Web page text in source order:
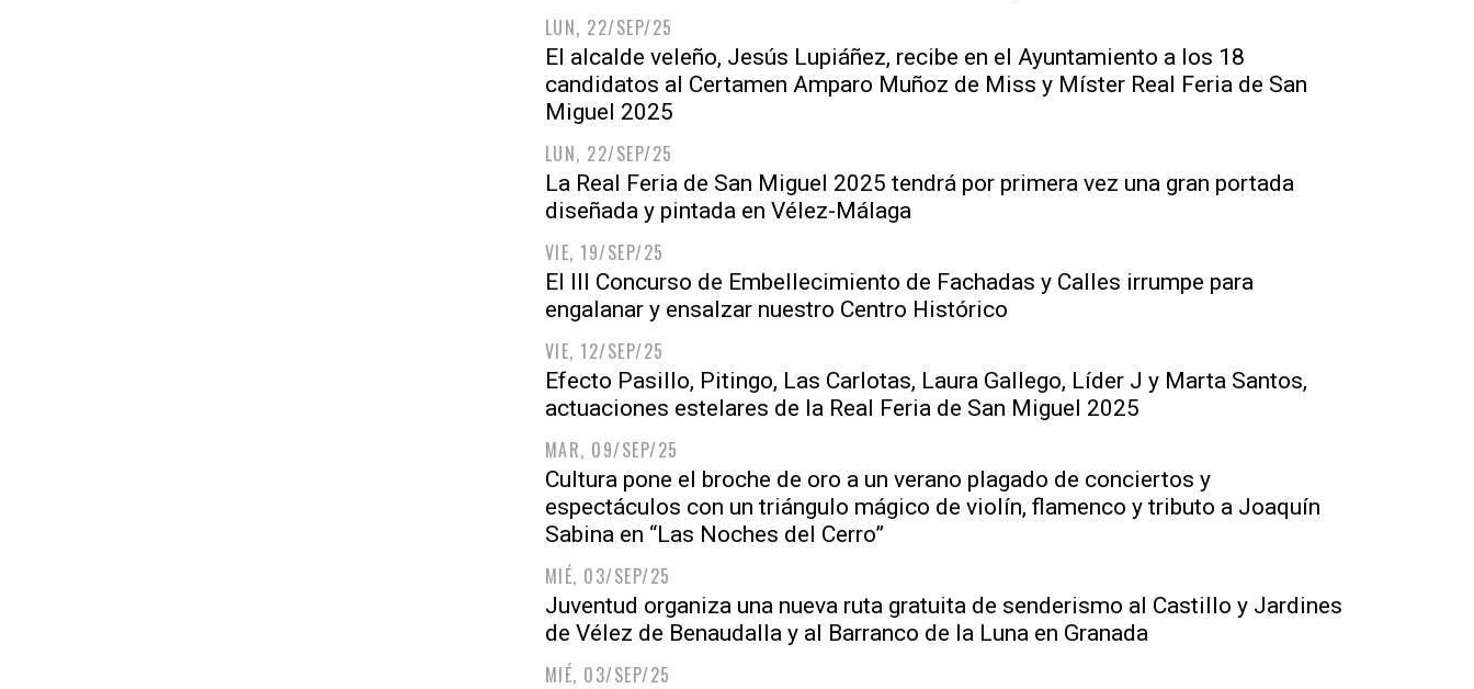
LUN, 22/SEP/25
El alcalde veleño, Jesús Lupiáñez, recibe en el Ayuntamiento a los 18
candidatos al Certamen Amparo Muñoz de Miss y Míster Real Feria de San
Miguel 2025
LUN, 22/SEP/25
La Real Feria de San Miguel 2025 tendrá por primera vez una gran portada
diseñada y pintada en Vélez-Málaga
VIE, 19/SEP/25
El III Concurso de Embellecimiento de Fachadas y Calles irrumpe para
engalanar y ensalzar nuestro Centro Histórico
VIE, 12/SEP/25
Efecto Pasillo, Pitingo, Las Carlotas, Laura Gallego, Líder J y Marta Santos,
actuaciones estelares de la Real Feria de San Miguel 2025
MAR, 09/SEP/25
Cultura pone el broche de oro a un verano plagado de conciertos y
espectáculos con un triángulo mágico de violín, flamenco y tributo a Joaquín
Sabina en “Las Noches del Cerro”
MIÉ, 03/SEP/25
Juventud organiza una nueva ruta gratuita de senderismo al Castillo y Jardines
de Vélez de Benaudalla y al Barranco de la Luna en Granada
MIÉ, 03/SEP/25